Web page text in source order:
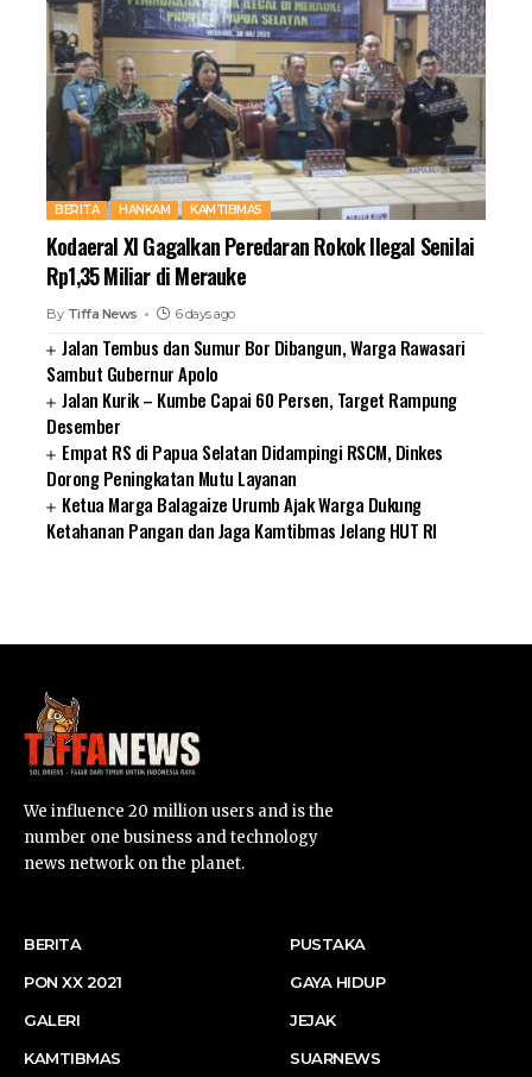
BERITA HANKAM KAMTIBMAS
Kodaeral XI Gagalkan Peredaran Rokok Ilegal Senilai
Rp1,35 Miliar di Merauke
By Tiffa News 6 days ago
Jalan Tembus dan Sumur Bor Dibangun, Warga Rawasari
Sambut Gubernur Apolo
Jalan Kurik – Kumbe Capai 60 Persen, Target Rampung
Desember
Empat RS di Papua Selatan Didampingi RSCM, Dinkes
Dorong Peningkatan Mutu Layanan
Ketua Marga Balagaize Urumb Ajak Warga Dukung
Ketahanan Pangan dan Jaga Kamtibmas Jelang HUT RI
We influence 20 million users and is the
number one business and technology
news network on the planet.
BERITA
PON XX 2021
GALERI
KAMTIBMAS
PUSTAKA
GAYA HIDUP
JEJAK
SUARNEWS